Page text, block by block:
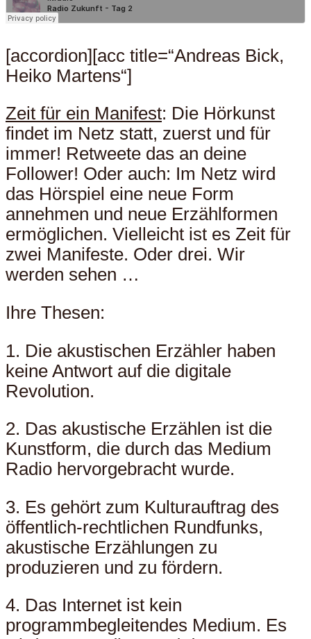
[accordion][acc title=“Andreas Bick,
Heiko Martens“]
Zeit für ein Manifest: Die Hörkunst
findet im Netz statt, zuerst und für
immer! Retweete das an deine
Follower! Oder auch: Im Netz wird
das Hörspiel eine neue Form
annehmen und neue Erzählformen
ermöglichen. Vielleicht ist es Zeit für
zwei Manifeste. Oder drei. Wir
werden sehen …
Ihre Thesen:
1. Die akustischen Erzähler haben
keine Antwort auf die digitale
Revolution.
2. Das akustische Erzählen ist die
Kunstform, die durch das Medium
Radio hervorgebracht wurde.
3. Es gehört zum Kulturauftrag des
öffentlich-rechtlichen Rundfunks,
akustische Erzählungen zu
produzieren und zu fördern.
4. Das Internet ist kein
programmbegleitendes Medium. Es